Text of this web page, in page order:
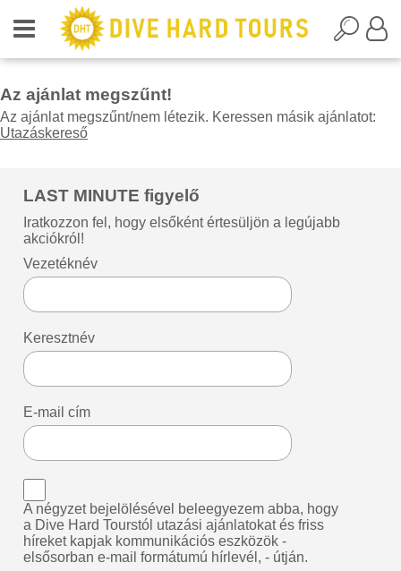
Az ajánlat megszűnt!
Az ajánlat megszűnt/nem létezik. Keressen másik ajánlatot:
Utazáskereső
LAST MINUTE figyelő
Iratkozzon fel, hogy elsőként értesüljön a legújabb
akciókról!
Vezetéknév
Keresztnév
E-mail cím
A négyzet bejelölésével beleegyezem abba, hogy
a Dive Hard Tourstól utazási ajánlatokat és friss
híreket kapjak kommunikációs eszközök -
elsősorban e-mail formátumú hírlevél, - útján.